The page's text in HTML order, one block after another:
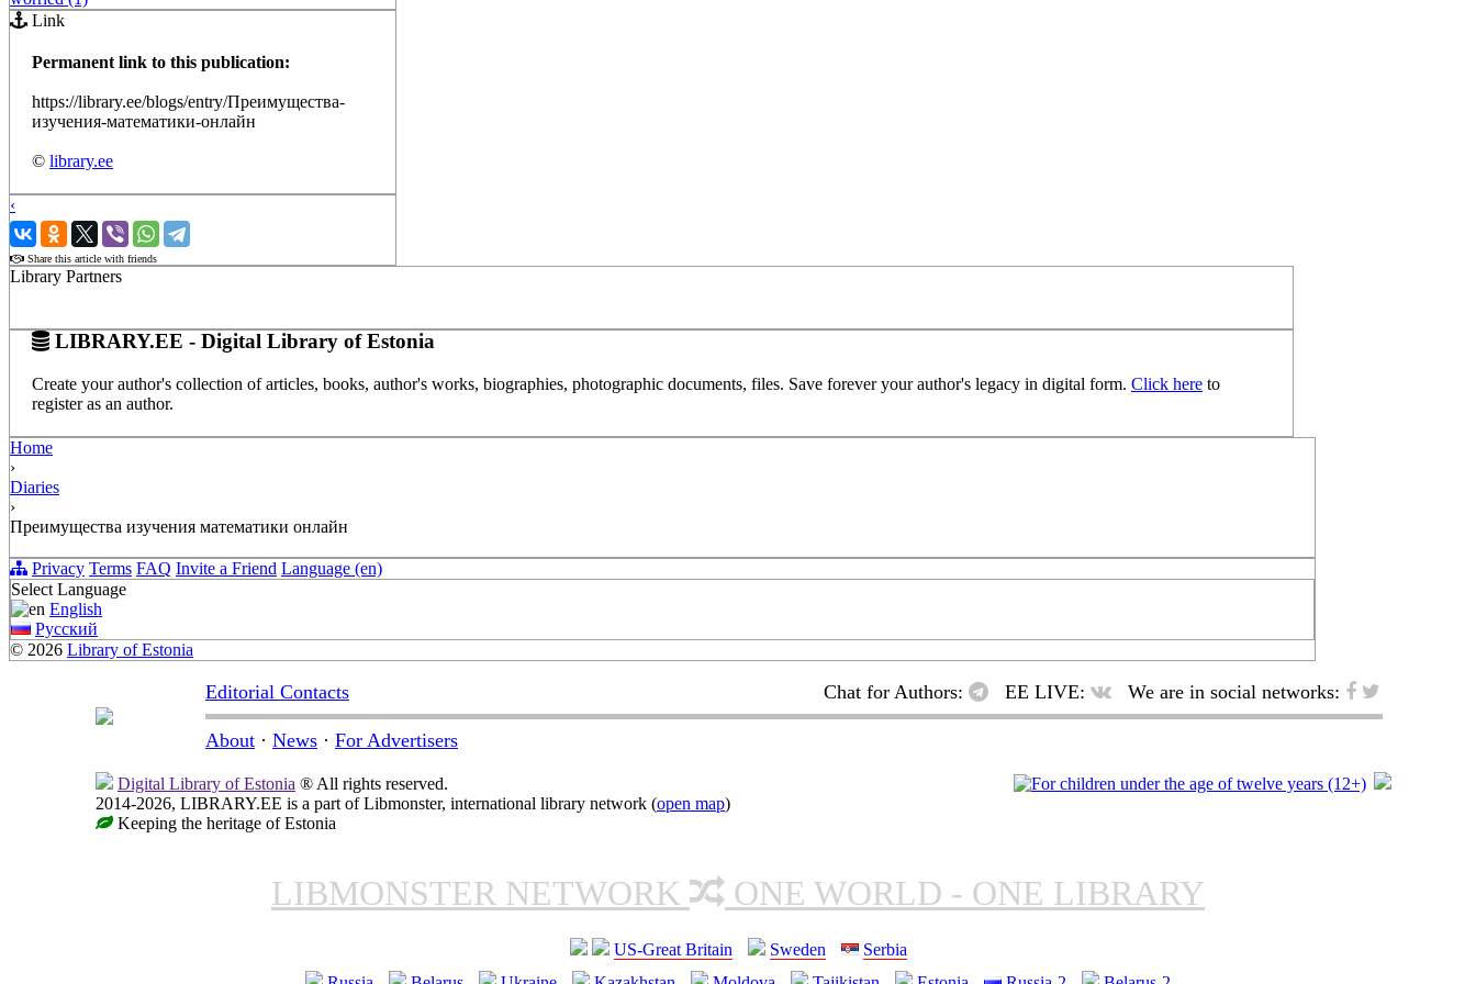
Link
Permanent link to this publication:
https://library.ee/blogs/entry/Преимущества-
изучения-математики-онлайн
© library.ee
‹
›
Share this article with friends
Library Partners
LIBRARY.EE - Digital Library of Estonia
Create your author's collection of articles, books, author's works, biographies, photographic documents, files. Save forever your author's legacy in digital form. Click here to
register as an author.
Home
›
Diaries
›
Преимущества изучения математики онлайн
Privacy Terms FAQ Invite a Friend Language (en)
Select Language
English
Русский
© 2026 Library of Estonia
Editorial Contacts Chat for Authors: EE LIVE: We are in social networks:
About · News · For Advertisers
Digital Library of Estonia ® All rights reserved.
2014-2026, LIBRARY.EE is a part of Libmonster, international library network (open map)
Keeping the heritage of Estonia
LIBMONSTER NETWORK ONE WORLD - ONE LIBRARY
US-Great Britain Sweden
Serbia